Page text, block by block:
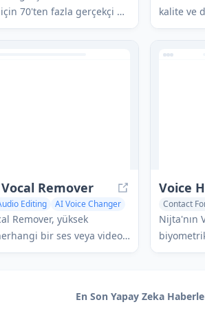
70'ten fazla gerçekçi AI
sunan AI destekli bir ses
kalite ve
için AI
Remover
Editing
AI Voice Changer
Remover, yüksek
bir ses veya video
ve enstrümantalleri
Voice
Contact
AI Speech
Nijta'nın
bilgileri
destekli
En Son Yapay Zeka